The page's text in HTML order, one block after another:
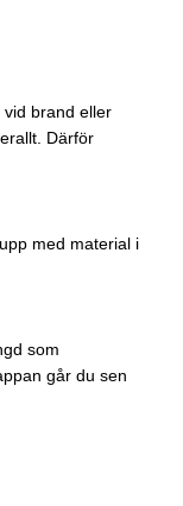
brand eller
Därför
med material i
som
går du sen